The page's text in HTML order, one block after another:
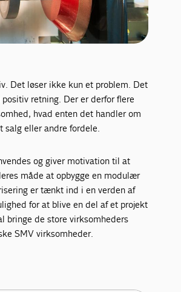
Det løser ikke kun et problem. Det
retning. Der er derfor flere
hvad enten det handler om
salg eller andre fordele.
og giver motivation til at
måde at opbygge en modulær
er tænkt ind i en verden af
for at blive en del af et projekt
bringe de store virksomheders
SMV virksomheder.